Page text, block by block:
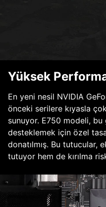
Yüksek
En yeni nesil NVIDIA
önceki serilere kıyasla
sunuyor. E750 modeli, bu
desteklemek için özel
donatılmış. Bu tutucular,
tutuyor hem de kırılma